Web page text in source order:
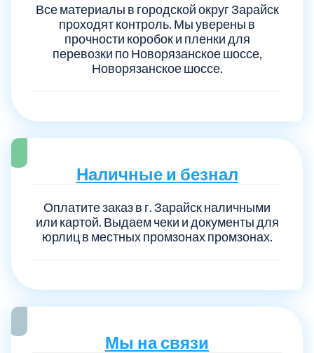
Все материалы в городской округ Зарайск
проходят контроль. Мы уверены в
прочности коробок и пленки для
перевозки по Новорязанское шоссе,
Новорязанское шоссе.
Наличные и безнал
Оплатите заказ в г. Зарайск наличными
или картой. Выдаем чеки и документы для
юрлиц в местных промзонах промзонах.
Мы на связи